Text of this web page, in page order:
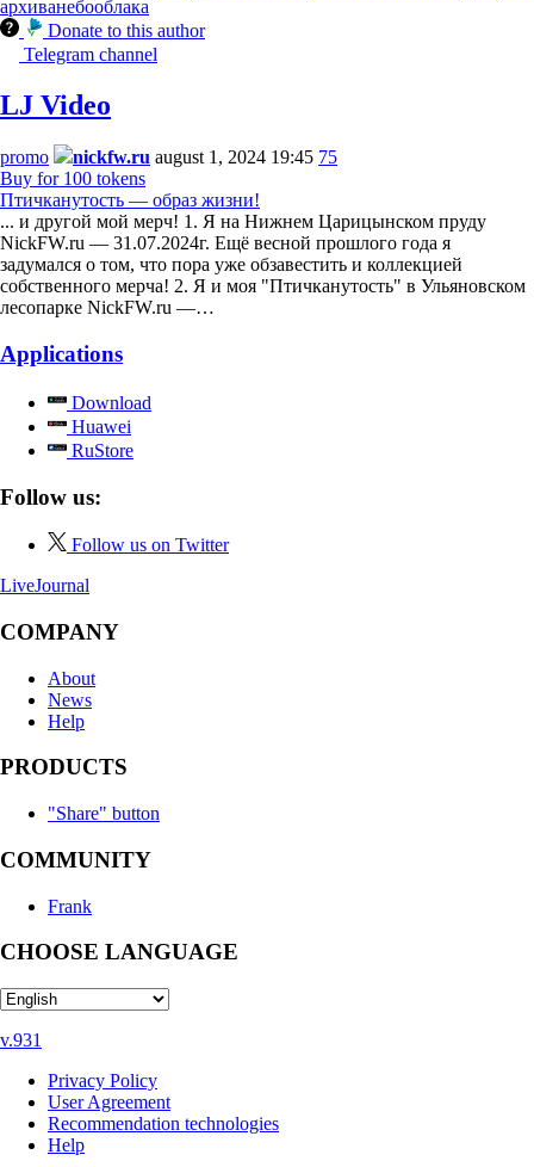
архиванебооблака
Donate to this author
Telegram channel
LJ Video
promo nickfw.ru august 1, 2024 19:45 75
Buy for 100 tokens
Птичканутость — образ жизни!
... и другой мой мерч! 1. Я на Нижнем Царицынском пруду
NickFW.ru — 31.07.2024г. Ещё весной прошлого года я
задумался о том, что пора уже обзавестить и коллекцией
собственного мерча! 2. Я и моя "Птичканутость" в Ульяновском
лесопарке NickFW.ru —…
Applications
Download
Huawei
RuStore
Follow us:
Follow us on Twitter
LiveJournal
COMPANY
About
News
Help
PRODUCTS
"Share" button
COMMUNITY
Frank
CHOOSE LANGUAGE
v.931
Privacy Policy
User Agreement
Recommendation technologies
Help